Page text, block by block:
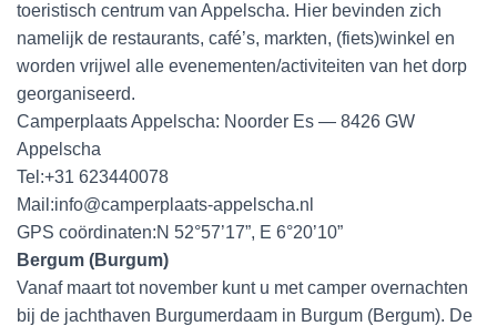
toeristisch centrum van Appelscha. Hier bevinden zich
namelijk de restaurants, café’s, markten, (fiets)winkel en
worden vrijwel alle evenementen/activiteiten van het dorp
georganiseerd.
Camperplaats Appelscha: Noorder Es — 8426 GW
Appelscha
Tel:+31 623440078
Mail:info@camperplaats-appelscha.nl
GPS coördinaten:N 52°57’17”, E 6°20’10”
Bergum (Burgum)
Vanaf maart tot november kunt u met camper overnachten
bij de jachthaven Burgumerdaam in Burgum (Bergum). De